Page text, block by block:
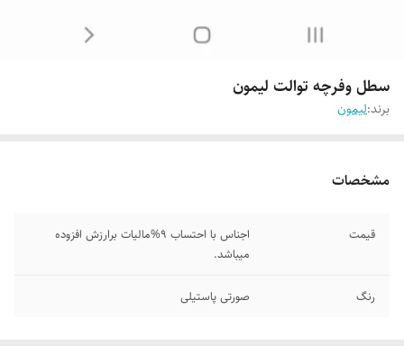
سطل وفرچه توالت لیمون
برند:لیمون
مشخصات
قیمت
اجناس با احتساب 9%مالیات برارزش افزوده
میباشد.
رنگ صورتی پاستیلی